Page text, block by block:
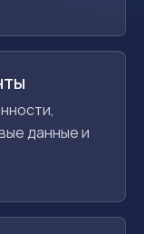
данные и